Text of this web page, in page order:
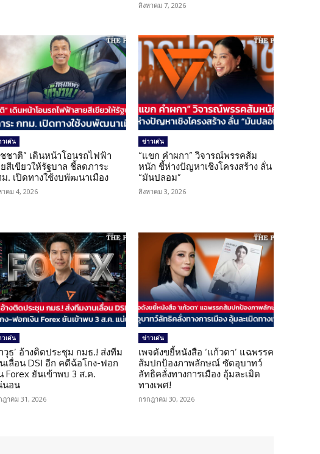
สิงหาคม 7, 2026
วเด่น
ชาติ” เดินหน้าโอนรถไฟฟ้า
สีเขียวให้รัฐบาล ชี้ลดภาระ
. เปิดทางใช้งบพัฒนาเมือง
าคม 4, 2026
ข่าวเด่น
“แขก คำผกา” วิจารณ์พรรคส้ม
หนัก ชี้ห่างปัญหาเชิงโครงสร้าง ลั่น
“มันปลอม”
สิงหาคม 3, 2026
วเด่น
วุธ’ อ้างติดประชุม กมธ.! ส่งทีม
เลื่อน DSI อีก คดีฉ้อโกง-ฟอก
Forex ยันเข้าพบ 3 ส.ค.
นอน
ฎาคม 31, 2026
ข่าวเด่น
เพจดังขยี้หนังสือ ‘แก้วตา’ แฉพรรค
ส้มปกป้องภาพลักษณ์ ซัดอุบาทว์
ลัทธิคลั่งทางการเมือง อุ้มละเมิด
ทางเพศ!
กรกฎาคม 30, 2026